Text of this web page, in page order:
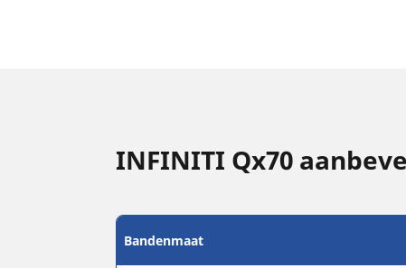
INFINITI Qx70
Bandenmaat